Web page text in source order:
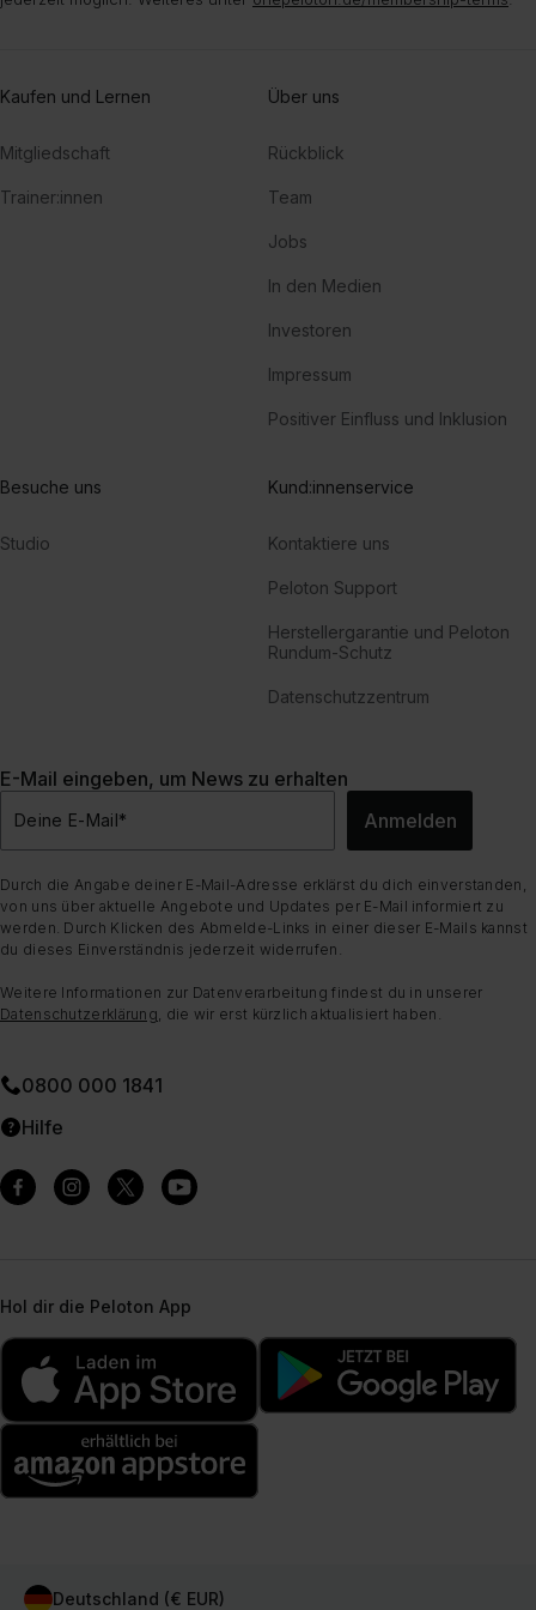
Kaufen und Lernen
Mitgliedschaft
Trainer:innen
Über uns
Rückblick
Team
Jobs
In den Medien
Investoren
Impressum
Positiver Einfluss und Inklusion
Besuche uns
Studio
Kund:innenservice
Kontaktiere uns
Peloton Support
Herstellergarantie und Peloton
Rundum-Schutz
Datenschutzzentrum
E-Mail eingeben, um News zu erhalten
Deine E-Mail* Anmelden
Durch die Angabe deiner E-Mail-Adresse erklärst du dich einverstanden,
von uns über aktuelle Angebote und Updates per E-Mail informiert zu
werden. Durch Klicken des Abmelde-Links in einer dieser E-Mails kannst
du dieses Einverständnis jederzeit widerrufen.
Weitere Informationen zur Datenverarbeitung findest du in unserer
Datenschutzerklärung , die wir erst kürzlich aktualisiert haben.
0800 000 1841
Hilfe
Hol dir die Peloton App
Deutschland (€ EUR)